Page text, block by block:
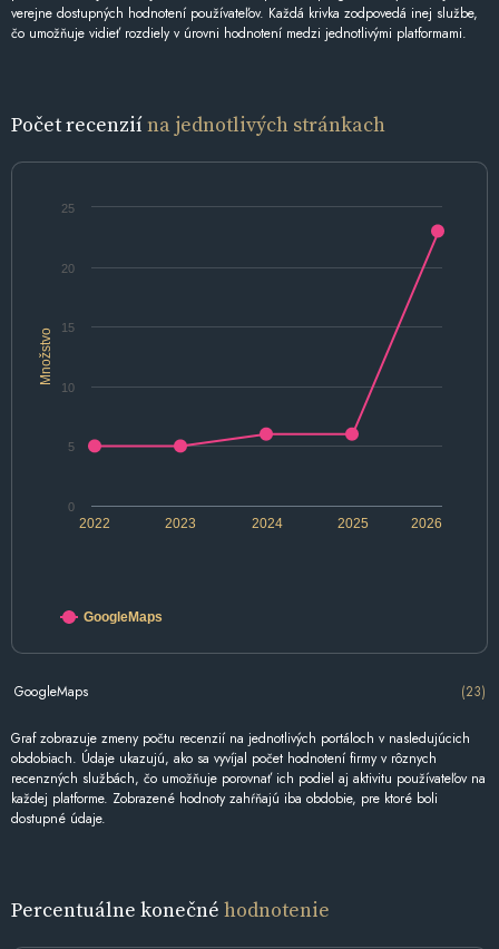
verejne dostupných hodnotení používateľov. Každá krivka zodpovedá inej službe,
čo umožňuje vidieť rozdiely v úrovni hodnotení medzi jednotlivými platformami.
Počet recenziína jednotlivých stránkach
Množstvo
2022 2024 2026
2023 2025
0
5
10
15
20
25
GoogleMaps
GoogleMaps (23)
Graf zobrazuje zmeny počtu recenzií na jednotlivých portáloch v nasledujúcich
obdobiach. Údaje ukazujú, ako sa vyvíjal počet hodnotení firmy v rôznych
recenzných službách, čo umožňuje porovnať ich podiel aj aktivitu používateľov na
každej platforme. Zobrazené hodnoty zahŕňajú iba obdobie, pre ktoré boli
dostupné údaje.
Percentuálne konečné hodnotenie